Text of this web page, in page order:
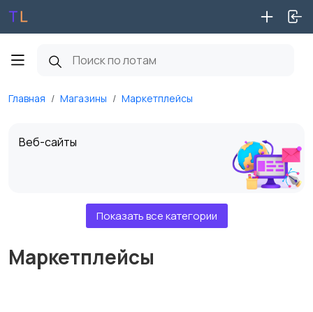
Главная Магазины Маркетплейсы
Веб-сайты
Доменные именаПоказать все категории
Маркетплейсы